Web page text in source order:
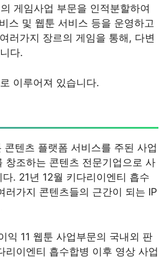
게임사업 부문을 인적분할하여
스 및 웹툰 서비스 등을 운영하고
러가지 장르의 게임을 통해, 다변
다.
이루어져 있습니다.
텐츠 플랫폼 서비스를 주된 사업
창조하는 콘텐츠 전문기업으로 사
. 21년 12월 키다리이엔티 흡수
가지 콘텐츠들의 근간이 되는 IP
11 웹툰 사업부문의 국내외 판
이엔티 흡수합병 이후 영상 사업